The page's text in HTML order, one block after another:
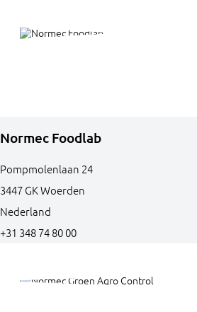
Normec Foodlab
Pompmolenlaan 24
3447 GKWoerden
Nederland
+31 348 74 80 00